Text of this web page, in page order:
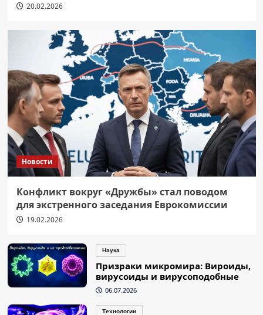
20.02.2026
Новости
Конфликт вокруг «Дружбы» стал поводом
для экстренного заседания Еврокомиссии
19.02.2026
Наука
Призраки микромира: Вироиды,
вирусоиды и вирусоподобные
06.07.2026
Технологии